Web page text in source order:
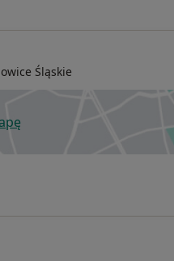
Śląskie
się w nowej karcie